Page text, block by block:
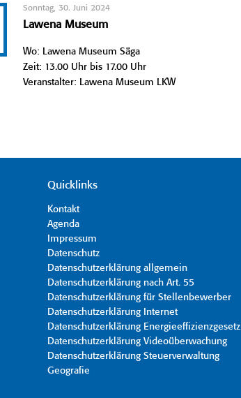
Sonntag, 30. Juni 2024
Lawena Museum
Wo: Lawena Museum Säga
Zeit: 13.00 Uhr bis 17.00 Uhr
Veranstalter: Lawena Museum LKW
Quicklinks
Kontakt
Agenda
Impressum
Datenschutz
Datenschutzerklärung allgemein
Datenschutzerklärung nach Art. 55
Datenschutzerklärung für Stellenbewerber
Datenschutzerklärung Internet
Datenschutzerklärung Energieeffizienzgesetz
Datenschutzerklärung Videoüberwachung
Datenschutzerklärung Steuerverwaltung
Geografie